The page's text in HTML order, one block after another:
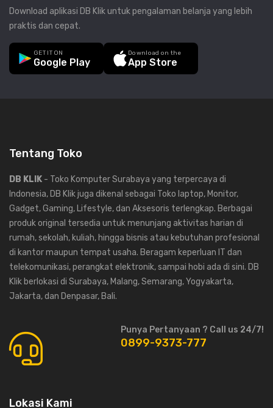
Download aplikasi DB Klik untuk pengalaman belanja yang lebih
praktis dan cepat.
GET IT ON
Google Play
Download on the
App Store
Tentang Toko
DB KLIK - Toko Komputer Surabaya yang terpercaya di
Indonesia, DB Klik juga dikenal sebagai Toko laptop, Monitor,
Gadget, Gaming, Lifestyle, dan Aksesoris terlengkap. Berbagai
produk original tersedia untuk menunjang aktivitas harian di
rumah, sekolah, kuliah, hingga bisnis atau kebutuhan profesional
di kantor maupun tempat usaha. Beragam keperluan IT dan
telekomunikasi, perangkat elektronik, sampai hobi ada di sini. DB
Klik berlokasi di Surabaya, Malang, Semarang, Yogyakarta,
Jakarta, dan Denpasar, Bali.
Punya Pertanyaan ? Call us 24/7!
0899-9373-777
Lokasi Kami